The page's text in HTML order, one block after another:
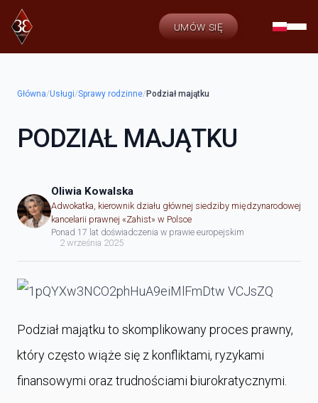
UMÓW SIĘ
Główna/Usługi/Sprawy rodzinne/ Podział majątku
PODZIAŁ MAJĄTKU
Oliwia Kowalska
Adwokatka, kierownik działu głównej siedziby międzynarodowej
kancelarii prawnej «Zahist» w Polsce
Ponad 17 lat doświadczenia w prawie europejskim
2 września 2025
Podział majątku to skomplikowany proces prawny,
który często wiąże się z konfliktami, ryzykami
finansowymi oraz trudnościami biurokratycznymi.